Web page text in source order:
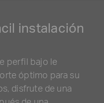
instalación
perfil bajo le
óptimo para su
disfrute de una